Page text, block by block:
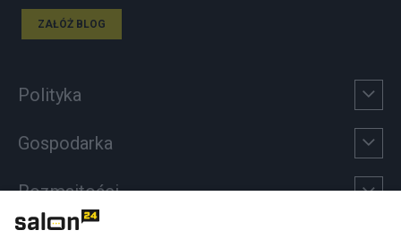
ZAŁÓŻ BLOG
Polityka
Gospodarka
Rozmaitości